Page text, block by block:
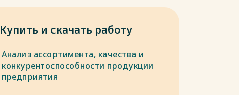
Купить и скачать работу
Анализ ассортимента, качества и
конкурентоспособности продукции
предприятия